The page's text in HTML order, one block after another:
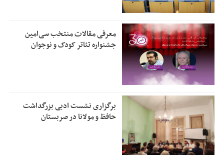
معرفی مقالات منتخب سی‌امین
جشنواره تئاتر کودک و نوجوان
برگزاری نشست ادبی بزرگداشت
حافظ و مولانا در صربستان